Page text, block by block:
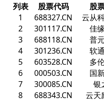
列表
股票代码 股
1
688327.CN 云从
2
301117.CN 佳
3
688118.CN 普
4
301236.CN 软
5
603528.CN 多
6
000503.CN 国
7
300085.CN 银
8
688343.CN 云天